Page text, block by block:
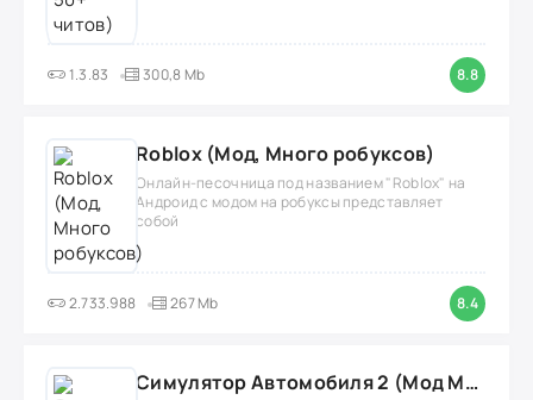
1.3.83 300,8 Mb 8.8
Roblox (Мод, Много робуксов)
Онлайн-песочница под названием "Roblox" на
Андроид с модом на робуксы представляет
собой
2.733.988 267 Mb 8.4
Симулятор Автомобиля 2 (Мод Много денег/Всё открыто)